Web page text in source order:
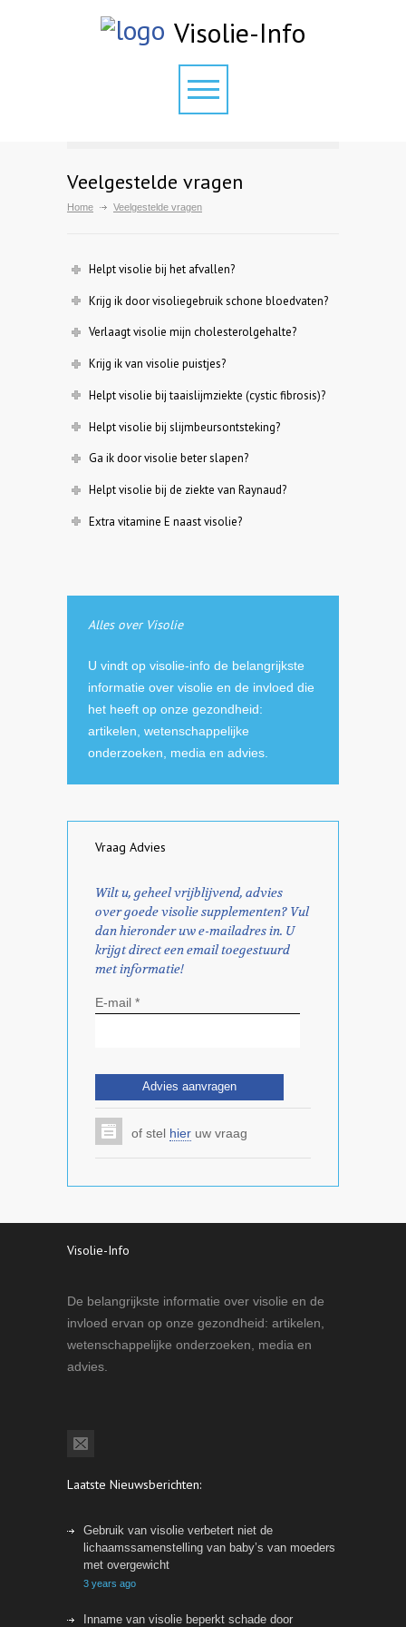
Visolie-Info
Veelgestelde vragen
Home Veelgestelde vragen
Helpt visolie bij het afvallen?
Krijg ik door visoliegebruik schone bloedvaten?
Verlaagt visolie mijn cholesterolgehalte?
Krijg ik van visolie puistjes?
Helpt visolie bij taaislijmziekte (cystic fibrosis)?
Helpt visolie bij slijmbeursontsteking?
Ga ik door visolie beter slapen?
Helpt visolie bij de ziekte van Raynaud?
Extra vitamine E naast visolie?
Alles over Visolie
U vindt op visolie-info de belangrijkste
informatie over visolie en de invloed die
het heeft op onze gezondheid:
artikelen, wetenschappelijke
onderzoeken, media en advies.
Vraag Advies
Wilt u, geheel vrijblijvend, advies
over goede visolie supplementen? Vul
dan hieronder uw e-mailadres in. U
krijgt direct een email toegestuurd
met informatie!
E-mail *
of stel hier uw vraag
Visolie-Info
De belangrijkste informatie over visolie en de
invloed ervan op onze gezondheid: artikelen,
wetenschappelijke onderzoeken, media en
advies.
Laatste Nieuwsberichten:
Gebruik van visolie verbetert niet de
lichaamssamenstelling van baby’s van moeders
met overgewicht
3 years ago
Inname van visolie beperkt schade door